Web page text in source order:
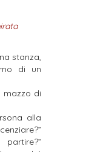
stanza,
di un
mazzo di
alla